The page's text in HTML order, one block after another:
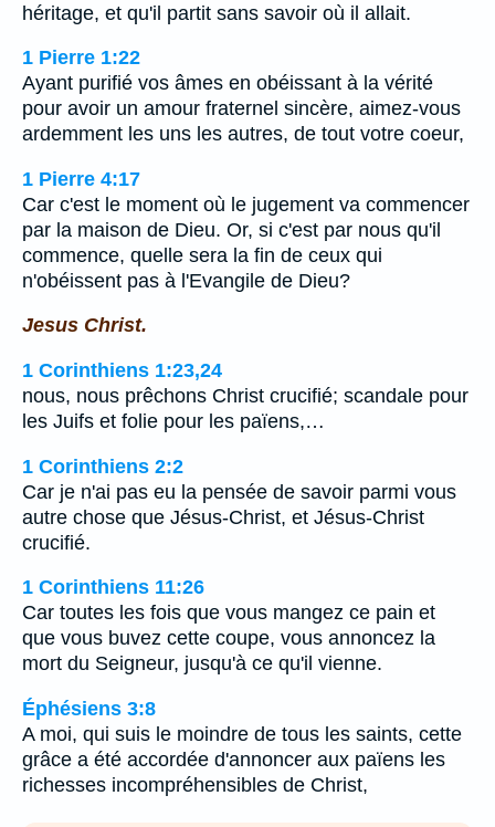
héritage, et qu'il partit sans savoir où il allait.
1 Pierre 1:22
Ayant purifié vos âmes en obéissant à la vérité
pour avoir un amour fraternel sincère, aimez-vous
ardemment les uns les autres, de tout votre coeur,
1 Pierre 4:17
Car c'est le moment où le jugement va commencer
par la maison de Dieu. Or, si c'est par nous qu'il
commence, quelle sera la fin de ceux qui
n'obéissent pas à l'Evangile de Dieu?
Jesus Christ.
1 Corinthiens 1:23,24
nous, nous prêchons Christ crucifié; scandale pour
les Juifs et folie pour les païens,…
1 Corinthiens 2:2
Car je n'ai pas eu la pensée de savoir parmi vous
autre chose que Jésus-Christ, et Jésus-Christ
crucifié.
1 Corinthiens 11:26
Car toutes les fois que vous mangez ce pain et
que vous buvez cette coupe, vous annoncez la
mort du Seigneur, jusqu'à ce qu'il vienne.
Éphésiens 3:8
A moi, qui suis le moindre de tous les saints, cette
grâce a été accordée d'annoncer aux païens les
richesses incompréhensibles de Christ,